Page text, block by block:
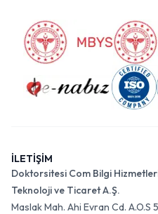
İLETİŞİM
Doktorsitesi Com Bilgi
Teknoloji ve Ticaret A.Ş.
Maslak Mah. Ahi Evran Cd.